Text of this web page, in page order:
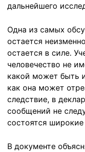
дальнейшего
Одна из самых
остается
остается в силе.
человечество не
какой может быть
как она может
следствие, в
сообщений не
состоятся
В документе